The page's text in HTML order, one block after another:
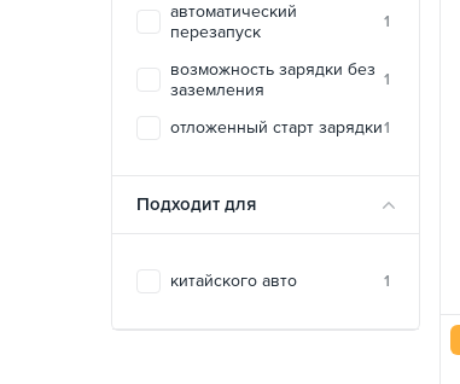
автоматический
перезапуск
1
возможность зарядки без
заземления
1
отложенный старт зарядки1
Подходит для
китайского авто 1